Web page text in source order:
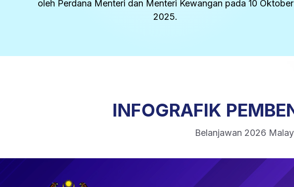
oleh Perdana Menteri dan Menteri Kewangan pada 10 Oktober
2025.
INFOGRAFIK
Belanjawan 2026